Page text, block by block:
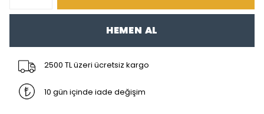
HEMEN AL
2500 TL üzeri ücretsiz kargo
10 gün içinde iade değişim